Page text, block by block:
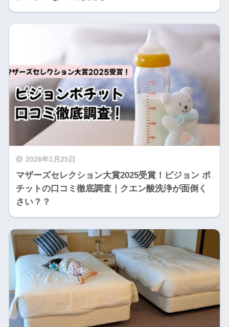
2026年1月25日
マザーズセレクション大賞2025受賞！ピジョン ポ
チットの口コミ徹底調査｜クエン酸洗浄が面倒く
さい？？